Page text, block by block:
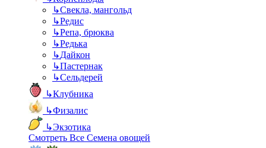
↳Свекла, мангольд
↳Редис
↳Репа, брюква
↳Редька
↳Дайкон
↳Пастернак
↳Сельдерей
↳Клубника
↳Физалис
↳Экзотика
Смотреть Все Семена овощей